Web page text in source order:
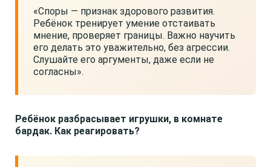
«Споры — признак здорового развития.
Ребёнок тренирует умение отстаивать
мнение, проверяет границы. Важно научить
его делать это уважительно, без агрессии.
Слушайте его аргументы, даже если не
согласны».
Ребёнок разбрасывает игрушки, в комнате
бардак. Как реагировать?